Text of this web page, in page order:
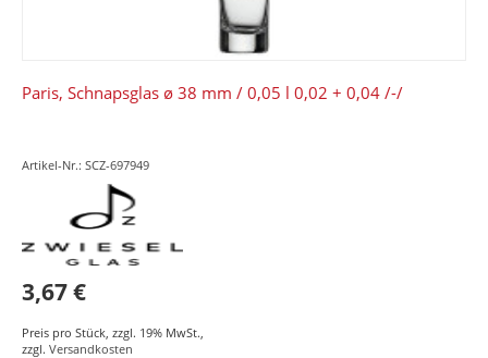
Paris, Schnapsglas ø 38 mm / 0,05 l 0,02 + 0,04 /-/
Artikel-Nr.: SCZ-697949
3,67 €
Preis pro Stück zzgl. 19% MwSt.
zzgl. Versandkosten